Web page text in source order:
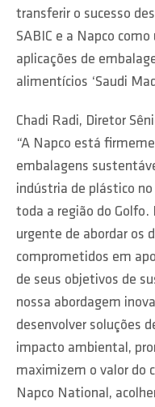
transferir o sucesso
SABIC e a Napco
aplicações de
alimentícios ‘Saudi
Chadi Radi, Diretor
“A Napco está
embalagens
indústria de plástico
toda a região do Golfo.
urgente de abordar os
comprometidos em
de seus objetivos de
nossa abordagem
desenvolver soluções
impacto ambiental,
maximizem o valor do
Napco National,